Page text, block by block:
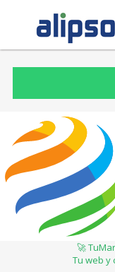
🚀
Tu web y